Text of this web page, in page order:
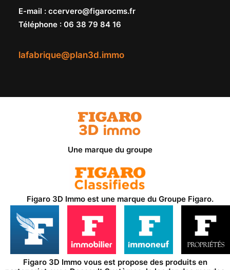
lafabrique@plan3d.immo
E-mail : ccervero@figarocms.fr
Téléphone : 06 38 79 84 16
Une marque du groupe
Figaro 3D Immo est une marque du Groupe Figaro.
Figaro 3D Immo vous est propose des produits en